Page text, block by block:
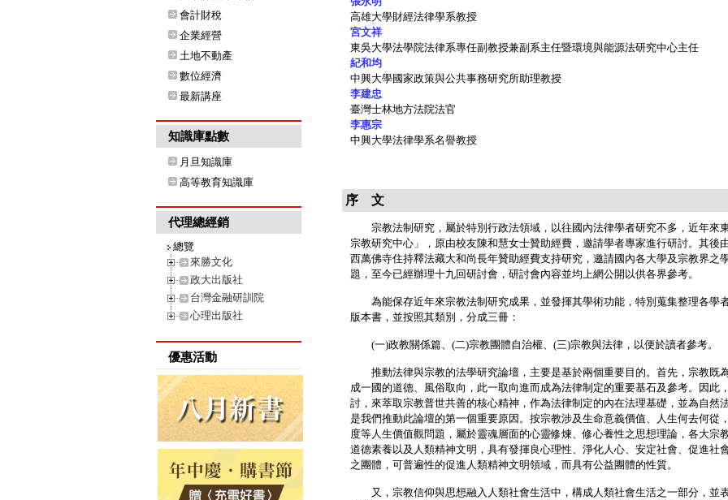
會計財稅
企業經營
土地不動產
數位經濟
最新講座
知識庫點數
月旦知識庫
高等教育知識庫
代理總經銷
總覽
來勝文化
政大出版社
台灣金融研訓院
心理出版社
優惠活動
高雄大學財經法律學系教授
宮文祥
東吳大學法學院法律系專任副教授兼副系主任暨環境與能源法研究中心主任
紀和均
中興大學國家政策與公共事務研究所助理教授
李建忠
臺灣士林地方法院法官
李惠宗
中興大學法律學系名譽教授
序 文
宗教法制研究，屬於特別行政法領域，以往國內法律學者研究不多，近年來
宗教研究中心」，原由校友陳和慧女士贊助經費，邀請學者專家進行研討。其後
西萬佛寺住持釋法藏大和尚長年贊助經費支持研究，邀請國內各大學及宗教界之
題，至今已經辦理十九回研討會，研討會內容並均上網公開以供各界參考。
為能保存近年來宗教法制研究成果，並發揮其學術功能，特別蒐集整理各學
版本書，並按照其類別，分成三冊：
(一)政教關係篇、(二)宗教團體自治權、(三)宗教與法律，以便於讀者參考。
推動法律與宗教的法學研究論壇，主要是基於兩個重要目的。首先，宗教既
成一國的道德、風俗取向，此一取向進而成為法律制定的重要基石及參考。因此
討，來萃取宗教普世共善的核心精神，作為法律制定的內在法理基礎，並為自然
是我們推動此論壇的第一個重要原因。按宗教涉及生命意義價值、人生何去何從
度等人生價值觀問題，屬於靈魂層面的心靈修煉、修心養性之思想理論，各大宗
道德素養以及人類精神文明，具有發揮良心理性、淨化人心、安定社會、促進社
之團體，可普遍性的促進人類精神文明領域，而具有公益團體的性質。
又，宗教信仰與思想融入人類社會生活中，構成人類社會生活之一部分，並